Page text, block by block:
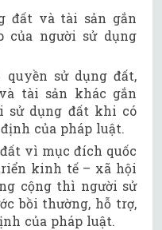
đất và tài sản gắn
của người sử dụng
quyền sử dụng đất,
tài sản khác gắn
sử dụng đất khi có
của pháp luật.
vì mục đích quốc
kinh tế – xã hội
cộng thì người sử
bồi thường, hỗ trợ,
của pháp luật.